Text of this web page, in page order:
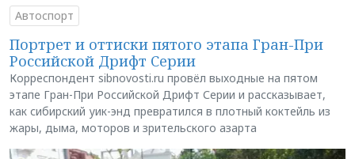
Автоспорт
Портрет и оттиски пятого этапа Гран-При
Российской Дрифт Серии
Корреспондент sibnovosti.ru провёл выходные на пятом
этапе Гран-При Российской Дрифт Серии и рассказывает,
как сибирский уик-энд превратился в плотный коктейль из
жары, дыма, моторов и зрительского азарта